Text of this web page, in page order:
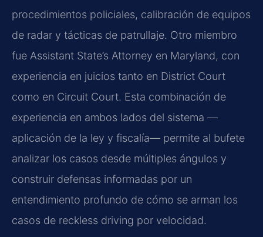
procedimientos policiales, calibración de equipos
de radar y tácticas de patrullaje. Otro miembro
fue Assistant State’s Attorney en Maryland, con
experiencia en juicios tanto en District Court
como en Circuit Court. Esta combinación de
experiencia en ambos lados del sistema —
aplicación de la ley y fiscalía— permite al bufete
analizar los casos desde múltiples ángulos y
construir defensas informadas por un
entendimiento profundo de cómo se arman los
casos de reckless driving por velocidad.